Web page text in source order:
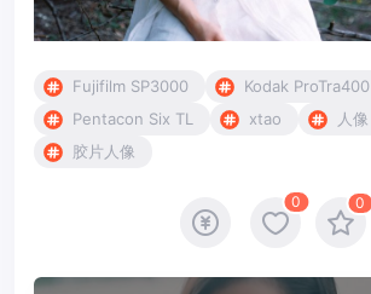
Fujifilm SP3000
Kodak ProTra400
Pentacon Six TL
xtao 人像
胶片人像
0 0